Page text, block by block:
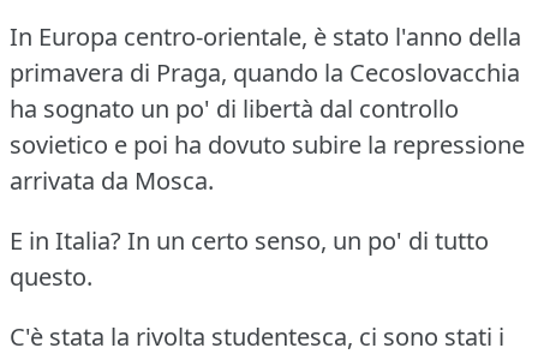
In Europa centro-orientale, è stato l'anno della
primavera di Praga, quando la Cecoslovacchia
ha sognato un po' di libertà dal controllo
sovietico e poi ha dovuto subire la repressione
arrivata da Mosca.
E in Italia?In un certo senso, un po' di tutto
questo.
C'è stata la rivolta studentesca, ci sono stati i